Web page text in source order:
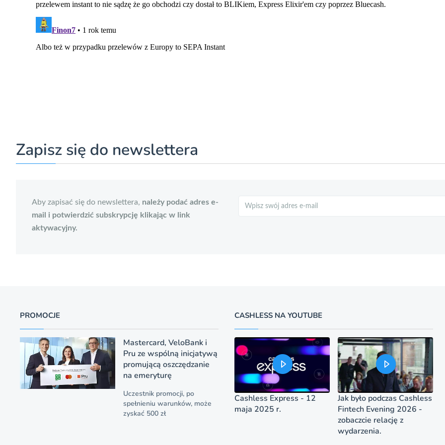
Zapisz się do newslettera
Aby zapisać się do newslettera, należy podać adres e-
mail i potwierdzić subskrypcję klikając w link
aktywacyjny.
PROMOCJE
Mastercard, VeloBank i
Pru ze wspólną inicjatywą
promującą oszczędzanie
na emeryturę
Uczestnik promocji, po
spełnieniu warunków, może
zyskać 500 zł
CASHLESS NA YOUTUBE
Cashless Express - 12
maja 2025 r.
Jak było podczas Cashless
Fintech Evening 2026 -
zobaczcie relację z
wydarzenia.